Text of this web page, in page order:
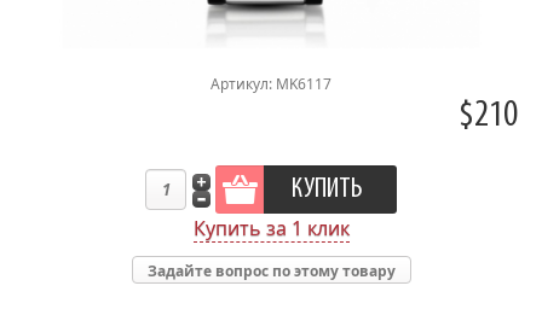
Артикул: MK6117
$210
Купить за 1 клик
Задайте вопрос по этому товару